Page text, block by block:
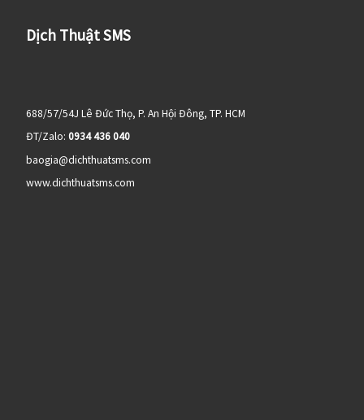
Dịch Thuật SMS
688/57/54J Lê Đức Thọ, P. An Hội Đông, TP. HCM
ĐT/Zalo: 0934 436 040
baogia@dichthuatsms.com
www.dichthuatsms.com